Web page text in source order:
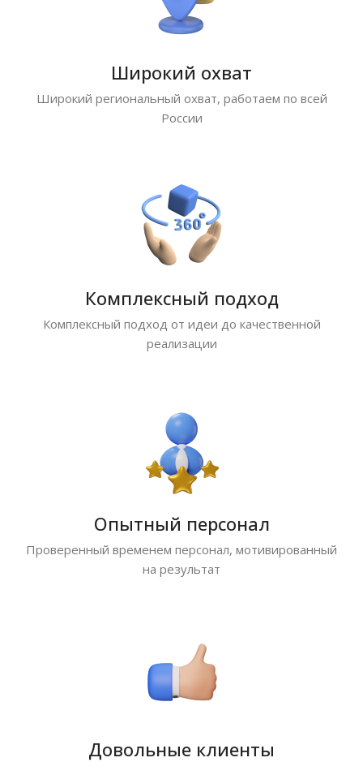
Широкий охват
Широкий региональный охват, работаем по всей
России
Комплексный подход
Комплексный подход от идеи до качественной
реализации
Опытный персонал
Проверенный временем персонал, мотивированный
на результат
Довольные клиенты